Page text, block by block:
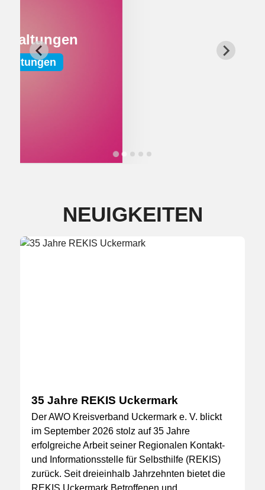
NEUIGKEITEN
35 Jahre REKIS Uckermark
Der AWO Kreisverband Uckermark e. V. blickt
im September 2026 stolz auf 35 Jahre
erfolgreiche Arbeit seiner Regionalen Kontakt-
und Informationsstelle für Selbsthilfe (REKIS)
zurück. Seit dreieinhalb Jahrzehnten bietet die
REKIS Uckermark Betroffenen und